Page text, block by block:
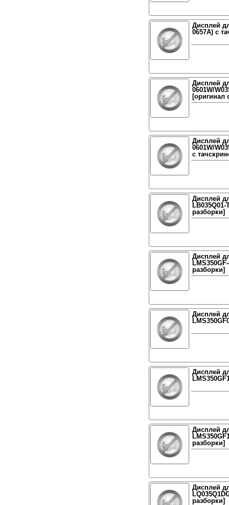
Дисплей
0657A) с
Дисплей
0601W/
[оригинал
Дисплей
0601W/
с
Дисплей
разборки]
Дисплей
разборки]
Дисплей
Дисплей
Дисплей
разборки]
Дисплей
разборки]